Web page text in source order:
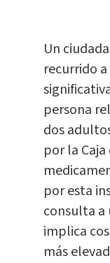
Un
recurrido
persona
dos
por la
por esta
consulta a
implica
más